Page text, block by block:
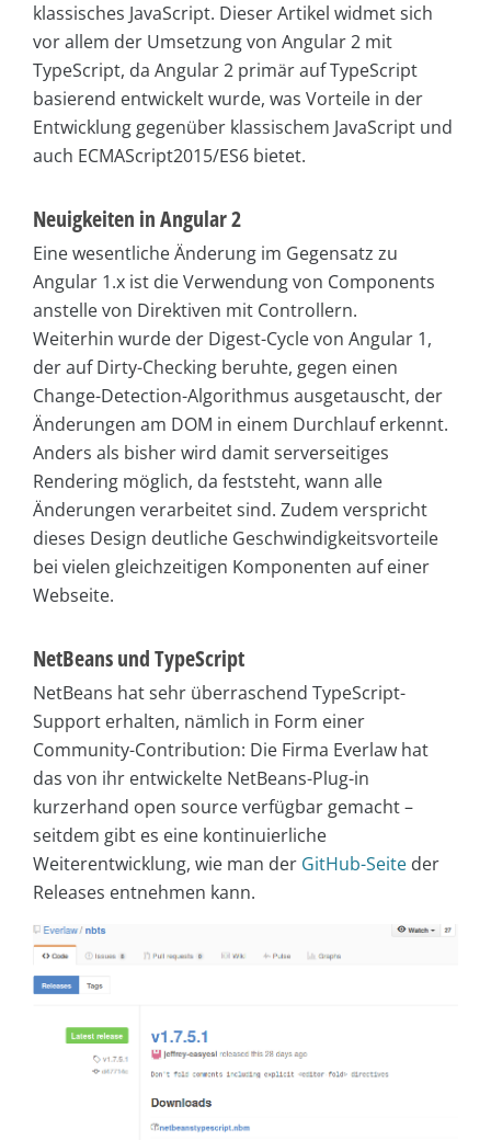
klassisches JavaScript. Dieser Artikel widmet sich
vor allem der Umsetzung von Angular 2 mit
TypeScript, da Angular 2 primär auf TypeScript
basierend entwickelt wurde, was Vorteile in der
Entwicklung gegenüber klassischem JavaScript und
auch ECMAScript2015/ES6 bietet.
Neuigkeiten in Angular 2
Eine wesentliche Änderung im Gegensatz zu
Angular 1.x ist die Verwendung von Components
anstelle von Direktiven mit Controllern.
Weiterhin wurde der Digest-Cycle von Angular 1,
der auf Dirty-Checking beruhte, gegen einen
Change-Detection-Algorithmus ausgetauscht, der
Änderungen am DOM in einem Durchlauf erkennt.
Anders als bisher wird damit serverseitiges
Rendering möglich, da feststeht, wann alle
Änderungen verarbeitet sind. Zudem verspricht
dieses Design deutliche Geschwindigkeitsvorteile
bei vielen gleichzeitigen Komponenten auf einer
Webseite.
NetBeans und TypeScript
NetBeans hat sehr überraschend TypeScript-
Support erhalten, nämlich in Form einer
Community-Contribution: Die Firma Everlaw hat
das von ihr entwickelte NetBeans-Plug-in
kurzerhand open source verfügbar gemacht –
seitdem gibt es eine kontinuierliche
Weiterentwicklung, wie man der GitHub-Seite der
Releases entnehmen kann.